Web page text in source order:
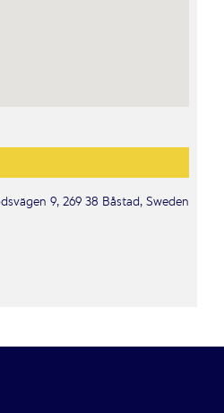
9, 269 38 Båstad, Sweden